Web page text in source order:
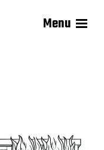
Menu